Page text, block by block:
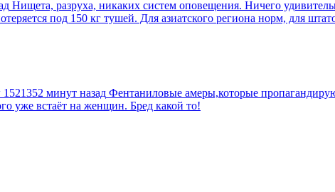
Нищета, разруха, никаких систем оповещения. Ничего
под 150 кг тушей. Для азиатского региона норм, для
1521352 минут назад Фентаниловые амеры,которые
уже встаёт на женщин. Бред какой то!